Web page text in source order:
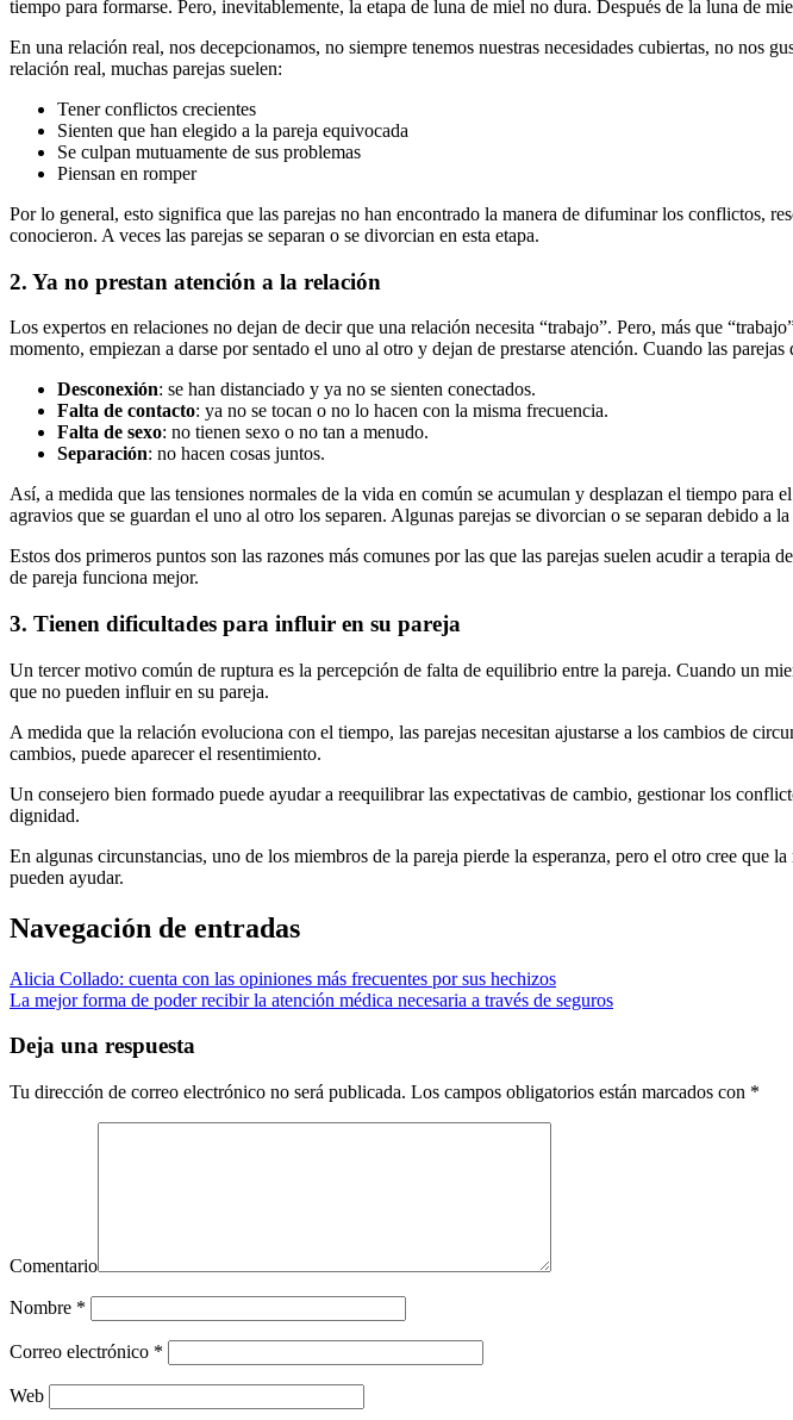
tiempo para formarse. Pero, inevitablemente, la etapa de luna de miel no dura. Después de la luna de
En una relación real, nos decepcionamos, no siempre tenemos nuestras necesidades cubiertas, no nos
relación real, muchas parejas suelen:
Tener conflictos crecientes
Sienten que han elegido a la pareja equivocada
Se culpan mutuamente de sus problemas
Piensan en romper
Por lo general, esto significa que las parejas no han encontrado la manera de difuminar los conflictos,
conocieron. A veces las parejas se separan o se divorcian en esta etapa.
2. Ya no prestan atención a la relación
Los expertos en relaciones no dejan de decir que una relación necesita “trabajo”. Pero, más que
momento, empiezan a darse por sentado el uno al otro y dejan de prestarse atención. Cuando las
Desconexión: se han distanciado y ya no se sienten conectados.
Falta de contacto: ya no se tocan o no lo hacen con la misma frecuencia.
Falta de sexo: no tienen sexo o no tan a menudo.
Separación: no hacen cosas juntos.
Así, a medida que las tensiones normales de la vida en común se acumulan y desplazan el tiempo
agravios que se guardan el uno al otro los separen. Algunas parejas se divorcian o se separan debido a
Estos dos primeros puntos son las razones más comunes por las que las parejas suelen acudir a
de pareja funciona mejor.
3. Tienen dificultades para influir en su pareja
Un tercer motivo común de ruptura es la percepción de falta de equilibrio entre la pareja. Cuando un
que no pueden influir en su pareja.
A medida que la relación evoluciona con el tiempo, las parejas necesitan ajustarse a los cambios de
cambios, puede aparecer el resentimiento.
Un consejero bien formado puede ayudar a reequilibrar las expectativas de cambio, gestionar los
dignidad.
En algunas circunstancias, uno de los miembros de la pareja pierde la esperanza, pero el otro cree que
pueden ayudar.
Navegación de entradas
Alicia Collado: cuenta con las opiniones más frecuentes por sus hechizos
La mejor forma de poder recibir la atención médica necesaria a través de seguros
Deja una respuesta
Tu dirección de correo electrónico no será publicada. Los campos obligatorios están marcados con *
Comentario
Nombre *
Correo electrónico *
Web